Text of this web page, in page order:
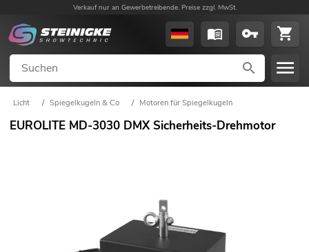
Verkauf nur an Gewerbetreibende. Preise zzgl. MwSt.
Licht / Spiegelkugeln & Co / Motoren für Spiegelkugeln
EUROLITE MD-3030 DMX Sicherheits-Drehmotor